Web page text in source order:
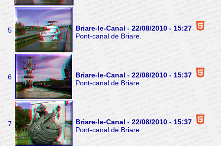
5
Briare-le-Canal - 22/08/2010 - 15:27
Pont-canal de Briare.
6
Briare-le-Canal - 22/08/2010 - 15:37
Pont-canal de Briare.
7
Briare-le-Canal - 22/08/2010 - 15:37
Pont-canal de Briare.